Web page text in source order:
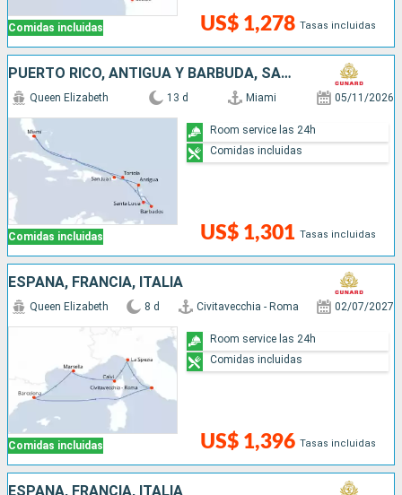
Comidas incluidas US$ 1,278 Tasas incluidas
PUERTO RICO, ANTIGUA Y BARBUDA, SANTA LUCIA, BARBADOS, SAN MARTÍN, ESTADOS UNIDOS
Comidas incluidas
Queen Elizabeth 13 d Miami 05/11/2026
US$ 1,301 Tasas incluidas
Room service las 24h
Comidas incluidas
ESPAÑA, FRANCIA, ITALIA
Comidas incluidas
Queen Elizabeth 8 d Civitavecchia - Roma 02/07/2027
US$ 1,396 Tasas incluidas
Room service las 24h
Comidas incluidas
ESPAÑA, FRANCIA, ITALIA